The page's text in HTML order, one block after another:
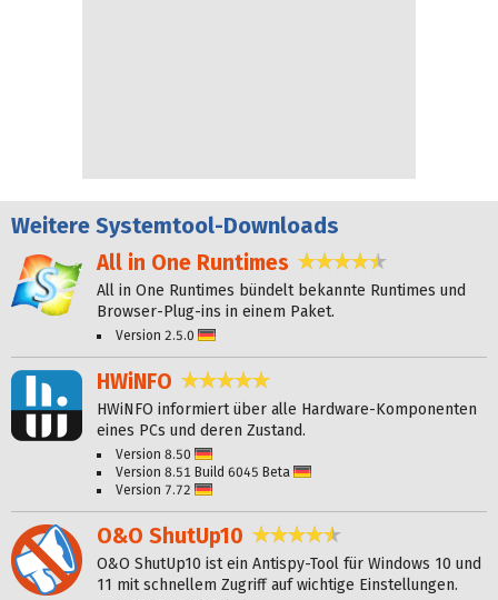
Weitere Systemtool-Downloads
All in One Runtimes 4,4 Sterne
All in One Runtimes bündelt bekannte Runtimes und
Browser-Plug-ins in einem Paket.
Version 2.5.0
HWiNFO
HWiNFO informiert über alle Hardware-Komponenten
eines PCs und deren Zustand.
Version 8.50
Version 8.51 Build 6045 Beta
Version 7.72
O&O ShutUp10 4,6 Sterne
O&O ShutUp10 ist ein Antispy-Tool für Windows 10 und
11 mit schnellem Zugriff auf wichtige Einstellungen.